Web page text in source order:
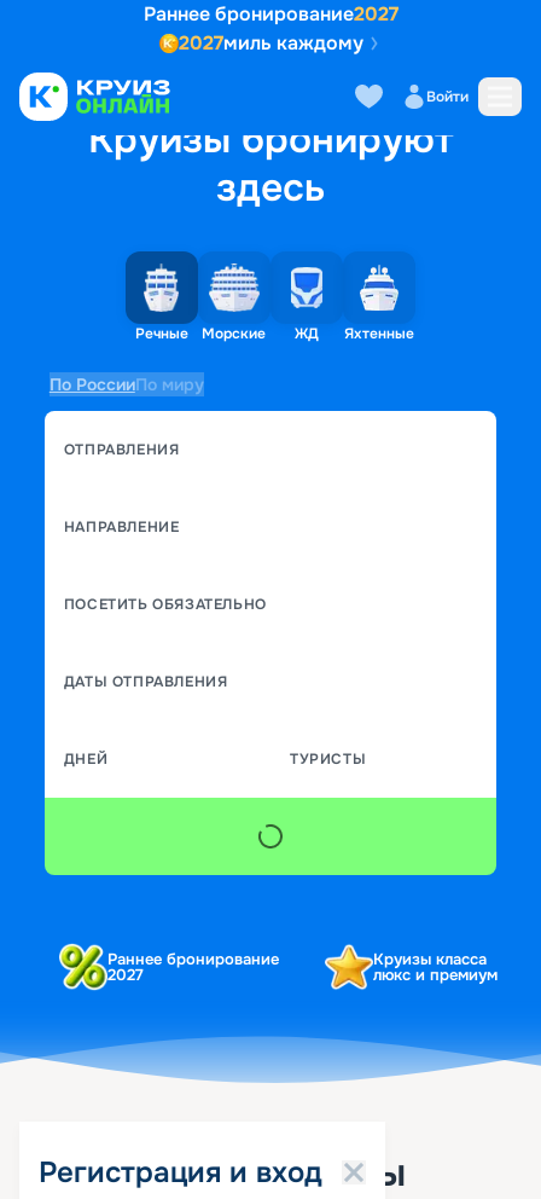
Раннее бронирование2027
2027миль каждому
Войти
Круизы бронируют
здесь
Речные Морские ЖД Яхтенные
По РоссииПо миру
ОТПРАВЛЕНИЯ
НАПРАВЛЕНИЕ
ПОСЕТИТЬ ОБЯЗАТЕЛЬНО
ДАТЫ ОТПРАВЛЕНИЯ
ДНЕЙ ТУРИСТЫ
Раннее бронирование
2027
Круизы класса
люкс и премиум
Регистрация и вход
Популярные круизы